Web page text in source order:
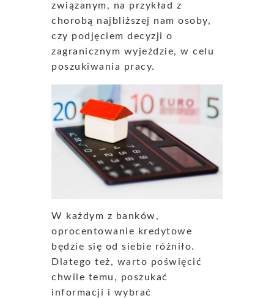
związanym, na przykład z
chorobą najbliższej nam osoby,
czy podjęciem decyzji o
zagranicznym wyjeździe, w celu
poszukiwania pracy.
W każdym z banków,
oprocentowanie kredytowe
będzie się od siebie różniło.
Dlatego też, warto poświęcić
chwile temu, poszukać
informacji i wybrać